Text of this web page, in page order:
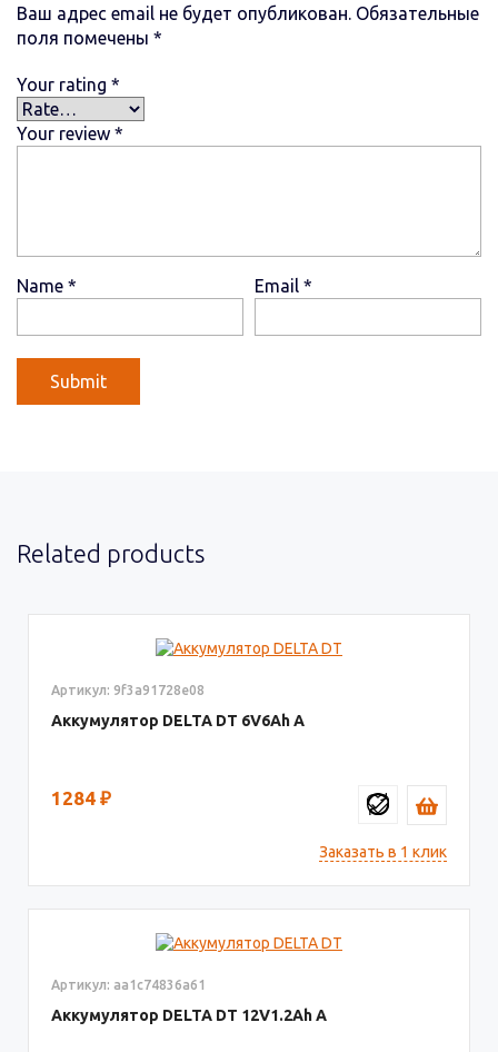
Ваш адрес email не будет опубликован. Обязательные
поля помечены *
Your rating *
Your review *
Name * Email *
Related products
Артикул: 9f3a91728e08
Аккумулятор DELTA DT 6V6
1284 ₽
Заказать в 1 клик
Артикул: aa1c74836a61
Аккумулятор DELTA DT 12V1.2